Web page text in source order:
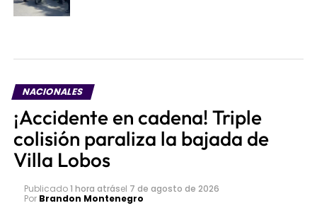
NACIONALES
¡Accidente en cadena! Triple
colisión paraliza la bajada de
Villa Lobos
Publicado1 hora atrásel 7 de agosto de 2026
Por Brandon Montenegro